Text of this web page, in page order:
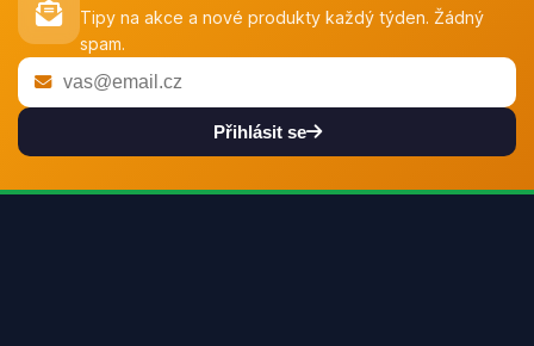
Tipy na akce a nové produkty každý týden. Žádný
spam.
Přihlásit se